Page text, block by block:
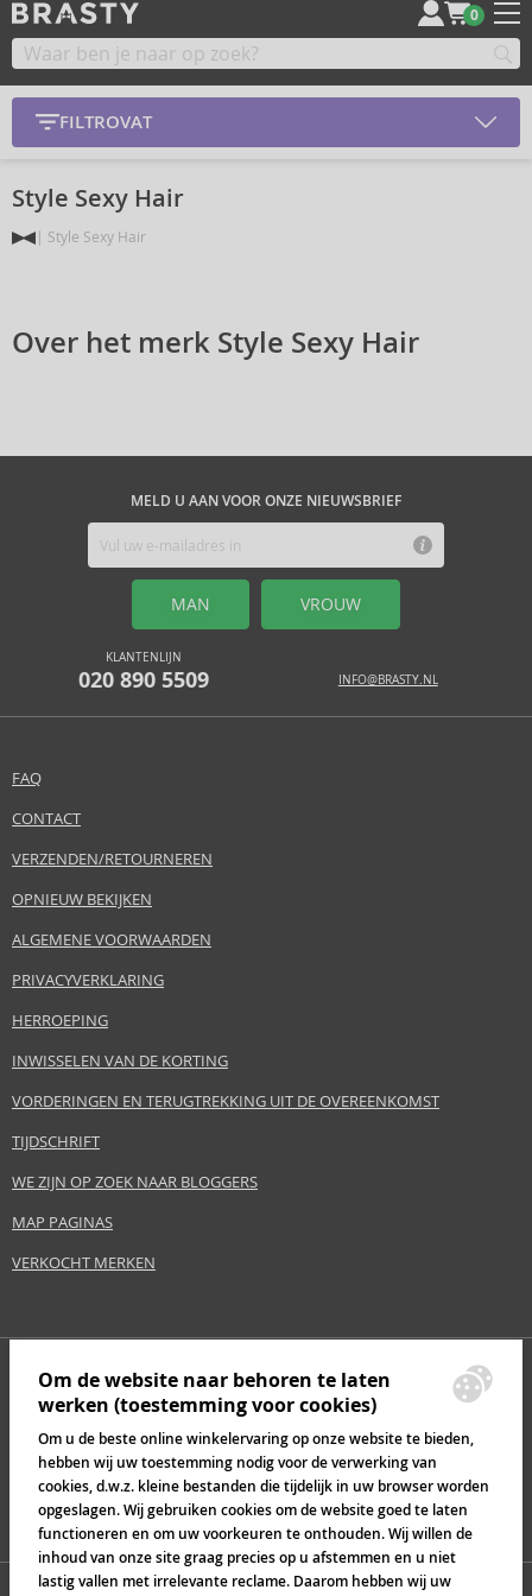
0
FILTROVAT
Style Sexy Hair
Style Sexy Hair
Over het merk Style Sexy Hair
MELD U AAN VOOR ONZE NIEUWSBRIEF
MAN VROUW
KLANTENLIJN
020 890 5509 INFO@BRASTY.NL
FAQ
CONTACT
VERZENDEN/RETOURNEREN
OPNIEUW BEKIJKEN
ALGEMENE VOORWAARDEN
PRIVACYVERKLARING
HERROEPING
INWISSELEN VAN DE KORTING
VORDERINGEN EN TERUGTREKKING UIT DE OVEREENKOMST
TIJDSCHRIFT
WE ZIJN OP ZOEK NAAR BLOGGERS
MAP PAGINAS
VERKOCHT MERKEN
Om de website naar behoren te laten
werken (toestemming voor cookies)
Om u de beste online winkelervaring op onze website te bieden,
hebben wij uw toestemming nodig voor de verwerking van
cookies, d.w.z. kleine bestanden die tijdelijk in uw browser worden
opgeslagen. Wij gebruiken cookies om de website goed te laten
functioneren en om uw voorkeuren te onthouden. Wij willen de
inhoud van onze site graag precies op u afstemmen en u niet
lastig vallen met irrelevante reclame. Daarom hebben wij uw